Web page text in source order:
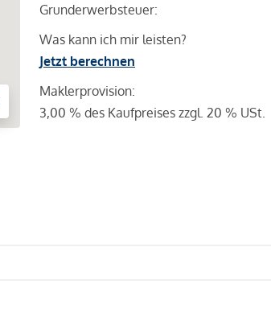
Grunderwerbsteuer:
Was kann ich mir leisten?
Jetzt berechnen
Maklerprovision:
3,00 % des Kaufpreises zzgl. 20 % USt.